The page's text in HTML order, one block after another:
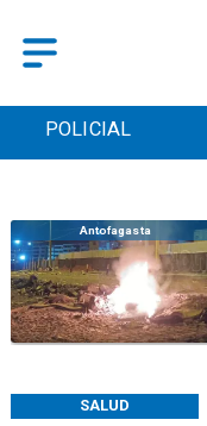
POLICIAL
SALUD
Antofagasta